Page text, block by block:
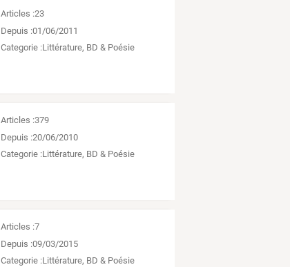
Articles :23
Depuis :01/06/2011
Categorie :Littérature, BD & Poésie
Articles :379
Depuis :20/06/2010
Categorie :Littérature, BD & Poésie
Articles :7
Depuis :09/03/2015
Categorie :Littérature, BD & Poésie